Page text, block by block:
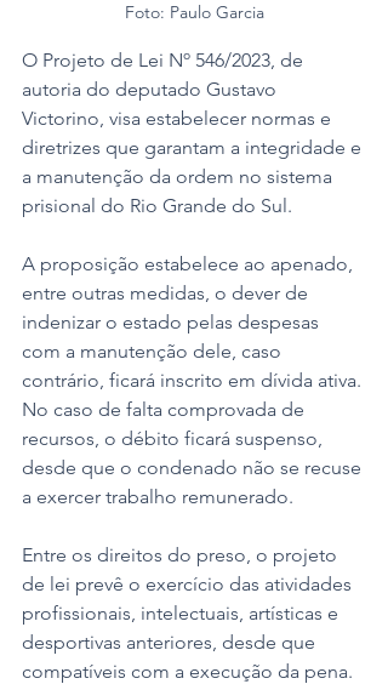
Foto: Paulo Garcia
O Projeto de Lei Nº 546/2023, de
autoria do deputado Gustavo
Victorino, visa estabelecer normas e
diretrizes que garantam a integridade e
a manutenção da ordem no sistema
prisional do Rio Grande do Sul.
A proposição estabelece ao apenado,
entre outras medidas, o dever de
indenizar o estado pelas despesas
com a manutenção dele, caso
contrário, ficará inscrito em dívida ativa.
No caso de falta comprovada de
recursos, o débito ficará suspenso,
desde que o condenado não se recuse
a exercer trabalho remunerado.
Entre os direitos do preso, o projeto
de lei prevê o exercício das atividades
profissionais, intelectuais, artísticas e
desportivas anteriores, desde que
compatíveis com a execução da pena.